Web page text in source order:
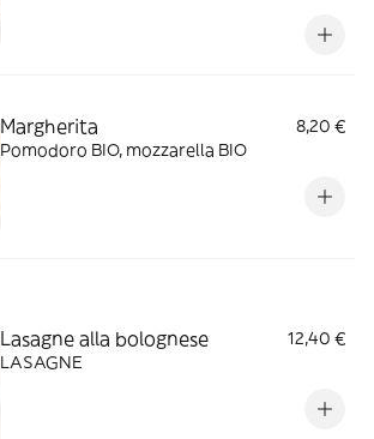
Margherita
8,20 €
Pomodoro BIO, mozzarella BIO
Lasagne alla bolognese
12,40 €
LASAGNE